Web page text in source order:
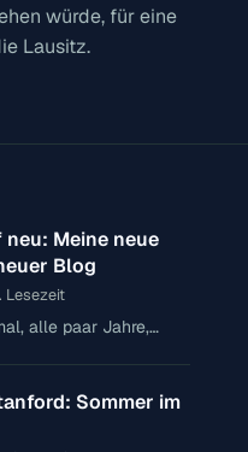
würde, für eine
Lausitz.
Meine neue
Blog
Lesezeit
alle paar Jahre,
privaten Webseite
Sommer im